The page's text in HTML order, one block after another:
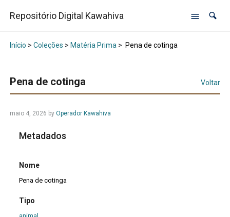
Repositório Digital Kawahiva
Início > Coleções > Matéria Prima> Pena de cotinga
Pena de cotinga Voltar
maio 4, 2026 by Operador Kawahiva
Metadados
Nome
Pena de cotinga
Tipo